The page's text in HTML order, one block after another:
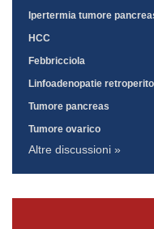
Ipertermia tumore
HCC
Febbricciola
Linfoadenopatie
Tumore pancreas
Tumore ovarico
Altre discussioni »